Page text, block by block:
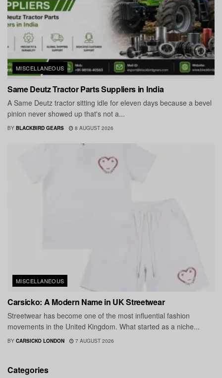
MISCELLANEOUS
Same Deutz Tractor Parts Suppliers in India
A Same Deutz tractor sitting idle for eleven days because a bevel
pinion never showed up that's not a...
BY BLACKBIRD GEARS 8 AUGUST 2026
MISCELLANEOUS
Carsicko: A Modern Name in UK Streetwear
Streetwear has become one of the most influential fashion
movements in the United Kingdom. What started as a niche...
BY CARSICKO LONDON 7 AUGUST 2026
Categories